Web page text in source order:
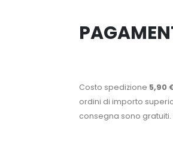
Costo spedizione 5,90
ordini di importo
consegna sono gratuiti.